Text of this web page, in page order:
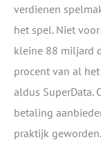
verdienen
het spel. Niet
kleine 88 miljard
procent van al
aldus SuperData.
betaling
praktijk geworden.